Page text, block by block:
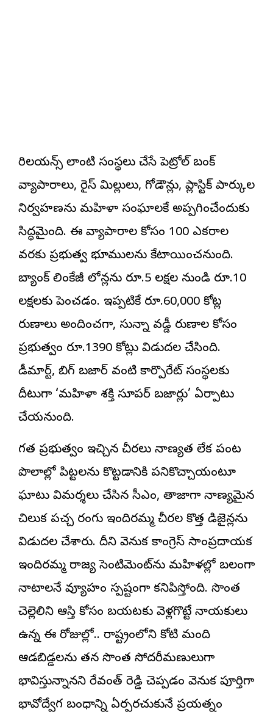
రిలయన్స్ లాంటి సంస్థలు చేసే పెట్రోల్ బంక్
వ్యాపారాలు, రైస్ మిల్లులు, గోడౌన్లు, ప్లాస్టిక్ పార్కుల
నిర్వహణను మహిళా సంఘాలకే అప్పగించేందుకు
సిద్ధమైంది. ఈ వ్యాపారాల కోసం 100 ఎకరాల
వరకు ప్రభుత్వ భూములను కేటాయించనుంది.
బ్యాంక్ లింకేజీ లోన్లను రూ.5 లక్షల నుండి రూ.10
లక్షలకు పెంచడం. ఇప్పటికే రూ.60,000 కోట్ల
రుణాలు అందించగా, సున్నా వడ్డీ రుణాల కోసం
ప్రభుత్వం రూ.1390 కోట్లు విడుదల చేసింది.
డీమార్ట్, బిగ్ బజార్ వంటి కార్పొరేట్ సంస్థలకు
దీటుగా ‘మహిళా శక్తి సూపర్ బజార్లు’ ఏర్పాటు
చేయనుంది.
గత ప్రభుత్వం ఇచ్చిన చీరలు నాణ్యత లేక పంట
పొలాల్లో పిట్టలను కొట్టడానికి పనికొచ్చాయంటూ
ఘాటు విమర్శలు చేసిన సీఎం, తాజాగా నాణ్యమైన
చిలుక పచ్చ రంగు ఇందిరమ్మ చీరల కొత్త డిజైన్లను
విడుదల చేశారు. దీని వెనుక కాంగ్రెస్ సాంప్రదాయక
ఇందిరమ్మ రాజ్య సెంటిమెంట్‌ను మహిళల్లో బలంగా
నాటాలనే వ్యూహం స్పష్టంగా కనిపిస్తోంది. సొంత
చెల్లెలిని ఆస్తి కోసం బయటకు వెళ్లగొట్టే నాయకులు
ఉన్న ఈ రోజుల్లో.. రాష్ట్రంలోని కోటి మంది
ఆడబిడ్డలను తన సొంత సోదరీమణులుగా
భావిస్తున్నానని రేవంత్ రెడ్డి చెప్పడం వెనుక పూర్తిగా
భావోద్వేగ బంధాన్ని ఏర్పరచుకునే ప్రయత్నం